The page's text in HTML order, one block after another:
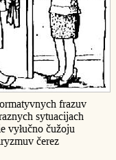
frazuv
sytuacijach
vyłučno čužoju
čerez